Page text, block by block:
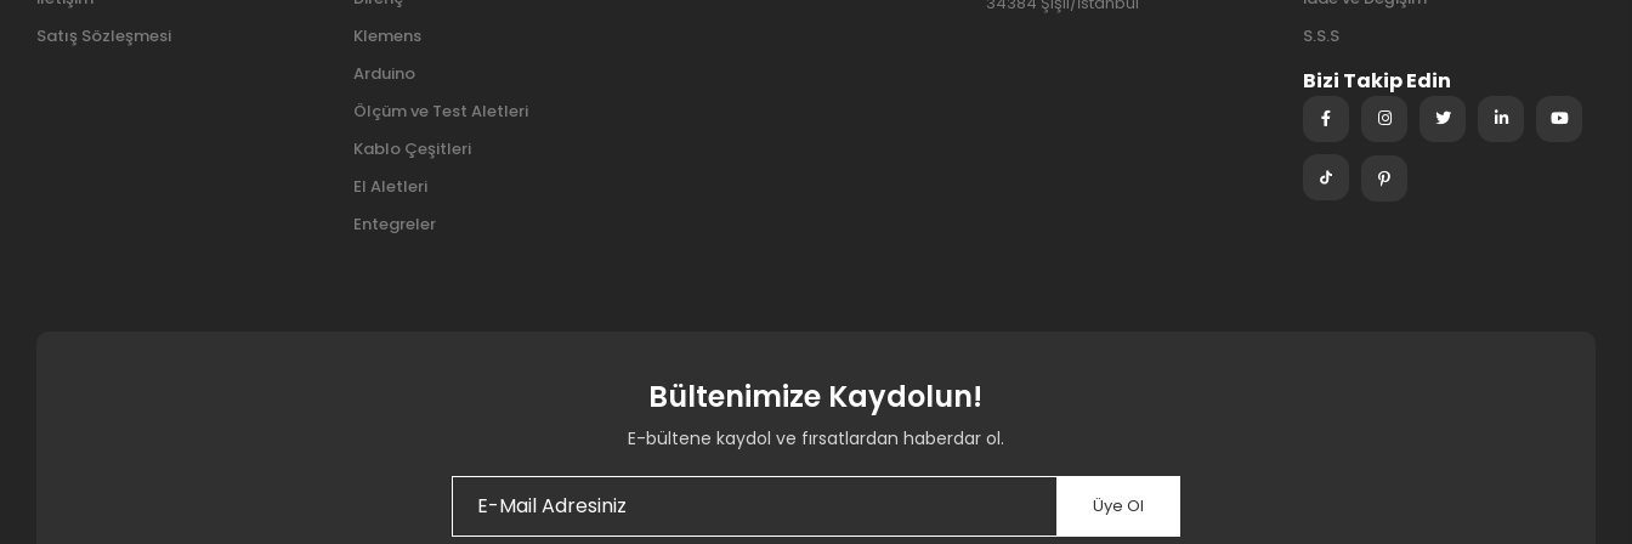
Satış Sözleşmesi
Klemens
Arduino
Ölçüm ve Test Aletleri
Kablo Çeşitleri
El Aletleri
Entegreler
S.S.S
Bizi Takip Edin
Bültenimize Kaydolun!
E-bültene kaydol ve fırsatlardan haberdar ol.
Üye Ol